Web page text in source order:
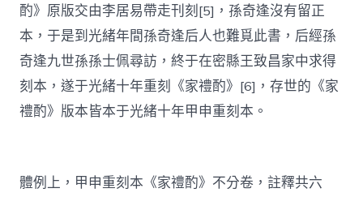
酌》原版交由李居易帶走刊刻[5]，孫奇逢沒有留正
本，于是到光緒年間孫奇逢后人也難覓此書，后經孫
奇逢九世孫孫士佩尋訪，終于在密縣王致昌家中求得
刻本，遂于光緒十年重刻《家禮酌》[6]，存世的《家
禮酌》版本皆本于光緒十年甲申重刻本。
體例上，甲申重刻本《家禮酌》不分卷，註釋共六